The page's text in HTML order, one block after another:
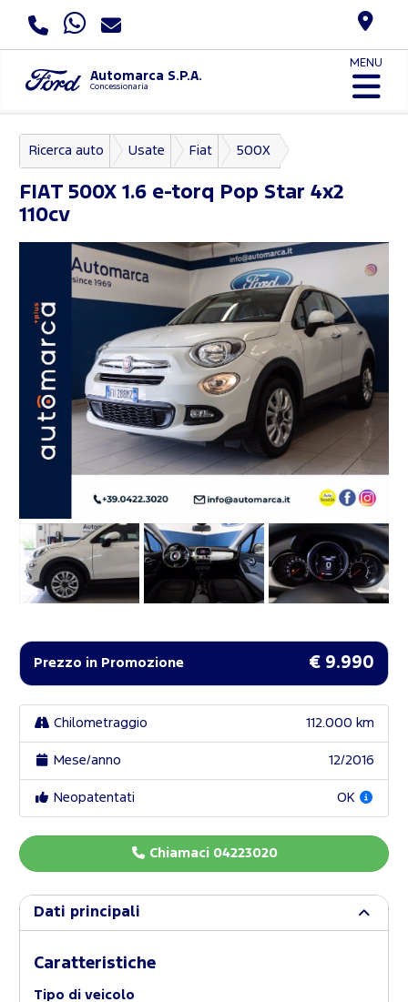
Automarca S.P.A.
Concessionaria
MENU
Ricerca auto Usate Fiat 500X
FIAT 500X 1.6 e-torq Pop Star 4x2
110cv
Prezzo in Promozione € 9.990
Chilometraggio 112.000 km
Mese/anno 12/2016
Neopatentati OK
Chiamaci 04223020
Dati principali
Caratteristiche
Tipo di veicolo